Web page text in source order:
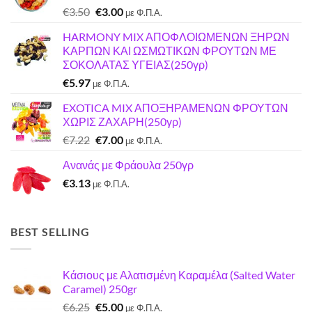
€3.50 Original
was:
€3.50.
€3.00Η
τιμή
είναι:
€3.00.
με Φ.Π.Α.
HARMONY MIX ΑΠΟΦΛΟΙΩΜΕΝΩΝ ΞΗΡΩΝ
ΚΑΡΠΩΝ ΚΑΙ ΩΣΜΩΤΙΚΩΝ ΦΡΟΥΤΩΝ ΜΕ
ΣΟΚΟΛΑΤΑΣ ΥΓΕΙΑΣ(250γρ)
€5.97 με Φ.Π.Α.
EXOTICA MIX ΑΠΟΞΗΡΑΜΕΝΩΝ ΦΡΟΥΤΩΝ
ΧΩΡΙΣ ΖΑΧΑΡΗ(250γρ)
€7.22 Original
was:
€7.22.
€7.00Η
τιμή
είναι:
με Φ.Π.Α.
Ανανάς με Φράουλα 250γρ
€3.13 με Φ.Π.Α.
BEST SELLING
Κάσιους με Αλατισμένη Καραμέλα (Salted Water
Caramel) 250gr
€6.25 Original
€5.00Ημε Φ.Π.Α.